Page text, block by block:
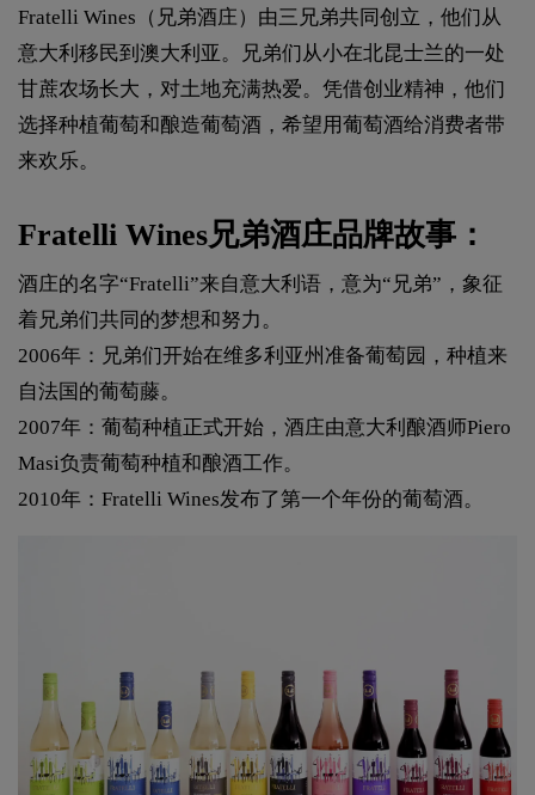
Fratelli Wines（兄弟酒庄）由三兄弟共同创立，他们从
意大利移民到澳大利亚。兄弟们从小在北昆士兰的一处
甘蔗农场长大，对土地充满热爱。凭借创业精神，他们
选择种植葡萄和酿造葡萄酒，希望用葡萄酒给消费者带
来欢乐。
Fratelli Wines兄弟酒庄品牌故事：
酒庄的名字“Fratelli”来自意大利语，意为“兄弟”，象征
着兄弟们共同的梦想和努力。
2006年：兄弟们开始在维多利亚州准备葡萄园，种植来
自法国的葡萄藤。
2007年：葡萄种植正式开始，酒庄由意大利酿酒师Piero
Masi负责葡萄种植和酿酒工作。
2010年：Fratelli Wines发布了第一个年份的葡萄酒。